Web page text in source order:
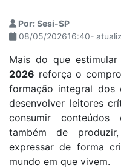
Por: Sesi-SP
08/05/202616:40-
Mais do que
2026 reforça o
formação integral dos
desenvolver leitores
consumir
também de
expressar de forma
mundo em que vivem.